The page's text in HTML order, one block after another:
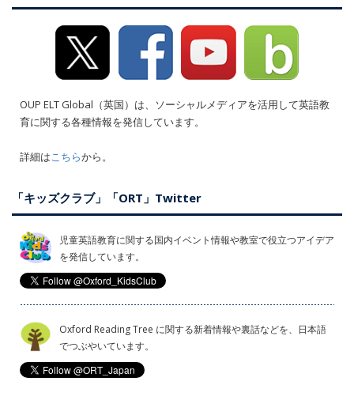
OUP ELT Global（英国）は、ソーシャルメディアを活用して英語教
育に関する各種情報を発信しています。
詳細はこちらから。
「キッズクラブ」「ORT」Twitter
児童英語教育に関する国内イベント情報や教室で役立つアイデア
を発信しています。
Oxford Reading Tree に関する新着情報や裏話などを、日本語
でつぶやいています。